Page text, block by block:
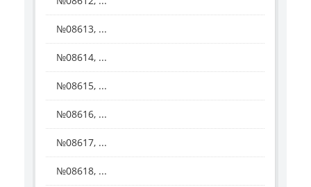
№08613, ...
№08614, ...
№08615, ...
№08616, ...
№08617, ...
№08618, ...